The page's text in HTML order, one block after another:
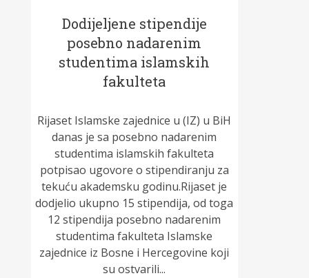
Dodijeljene stipendije
posebno nadarenim
studentima islamskih
fakulteta
Rijaset Islamske zajednice u (IZ) u BiH
danas je sa posebno nadarenim
studentima islamskih fakulteta
potpisao ugovore o stipendiranju za
tekuću akademsku godinu.Rijaset je
dodjelio ukupno 15 stipendija, od toga
12 stipendija posebno nadarenim
studentima fakulteta Islamske
zajednice iz Bosne i Hercegovine koji
su ostvarili...